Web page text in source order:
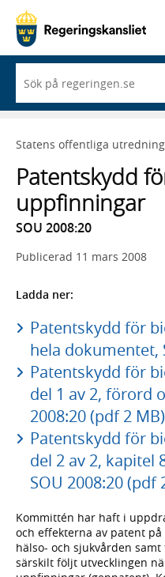
du
börjar
skriva
framträder
lista
med
sökförslag
Statens offentliga
Patentskydd
uppfinningar
SOU 2008:20
Publicerad 11 mars 2008
Ladda ner:
Patentskydd för
hela dokumentet,
Patentskydd för
del 1 av 2, förord
2008:20 (pdf 2 MB)
Patentskydd för
del 2 av 2, kapitel
SOU 2008:20 (pdf
Kommittén har haft i
och effekterna av patent
hälso- och sjukvården
särskilt följt utvecklingen